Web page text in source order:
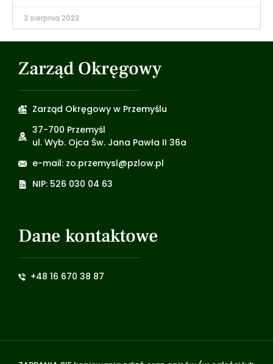
3 sierpnia 2023
Zarząd Okręgowy
Zarząd Okręgowy w Przemyślu
37-700 Przemyśl
ul. Wyb. Ojca Św. Jana Pawła II 36a
e-mail: zo.przemysl@pzlow.pl
NIP: 526 030 04 63
Dane kontaktowe
+48 16 670 38 87